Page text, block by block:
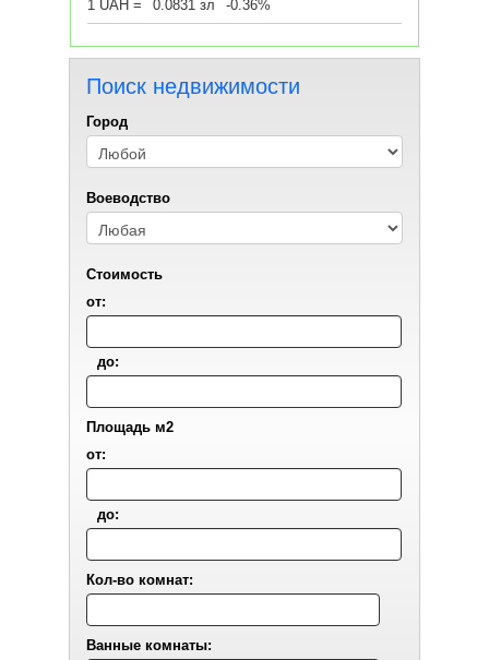
1 UAH = 0.0831 зл -0.36%
Поиск недвижимости
Город
Воеводствo
Стоимость
от:
до:
Площадь м2
от:
до:
Кол-во комнат:
Ванные комнаты: